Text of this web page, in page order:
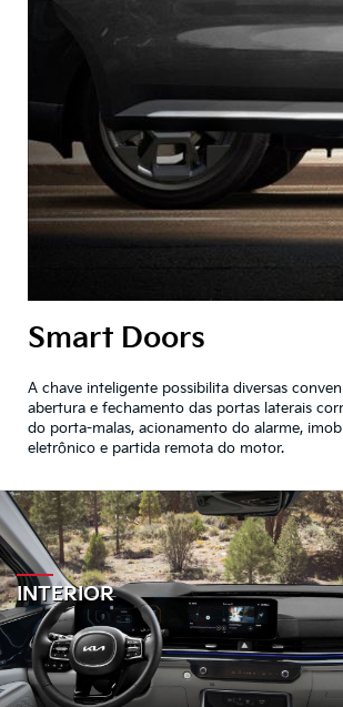
Smart Doors
A chave inteligente possibilita diversas
abertura e fechamento das portas laterais
do porta-malas, acionamento do alarme,
eletrônico e partida remota do motor.
INTERIOR